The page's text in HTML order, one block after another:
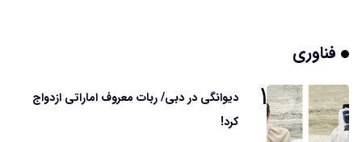
فناوری
۱
دیوانگی در دبی/ ربات معروف اماراتی ازدواج
کرد!